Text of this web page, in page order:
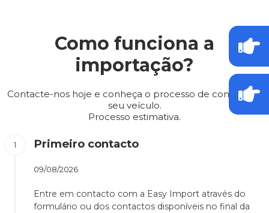
Como funciona a
importação?
Contacte-nos hoje e conheça o processo de compra do
seu veículo.
Processo estimativa.
Primeiro contacto
09/08/2026
Entre em contacto com a Easy Import através do
formulário ou dos contactos disponíveis no final da